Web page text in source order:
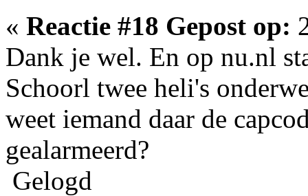
« Reactie #18 Gepost op:
Dank je wel. En op nu.nl
Schoorl twee heli's
weet iemand daar de
gealarmeerd?
Gelogd